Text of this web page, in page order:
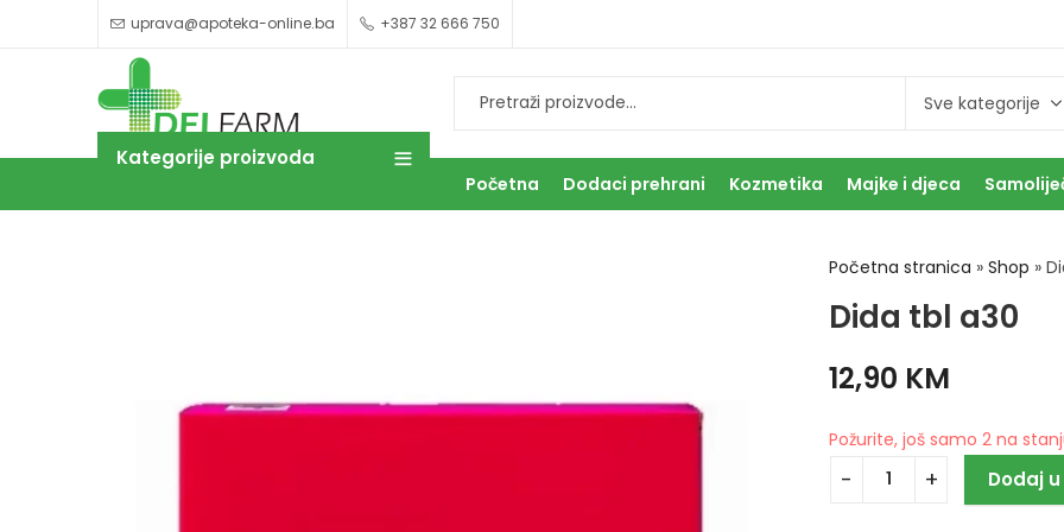
uprava@apoteka-online.ba +387 32 666 750
Kategorije proizvoda
Početna Dodaci prehrani Kozmetika Majke i djeca
Početna stranica » Shop »
Dida tbl a30
12,90 KM
Požurite, još samo 2 na
Dodaj